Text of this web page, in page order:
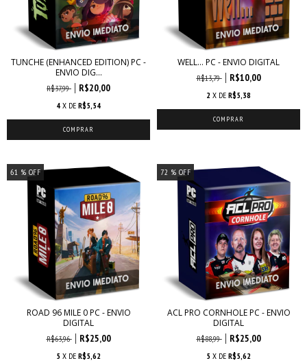
TUNCHE (ENHANCED EDITION) PC -
ENVIO DIG...
R$37,99 R$20,00
4 X DE R$5,54
WELL… PC - ENVIO DIGITAL
R$13,79 R$10,00
2 X DE R$5,38
61 % OFF
ROAD 96 MILE 0 PC - ENVIO
DIGITAL
R$63,96 R$25,00
5 X DE R$5,62
72 % OFF
ACL PRO CORNHOLE PC - ENVIO
DIGITAL
R$88,99 R$25,00
5 X DE R$5,62